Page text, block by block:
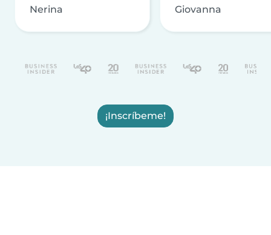
Nerina Giovanna
¡Inscríbeme!